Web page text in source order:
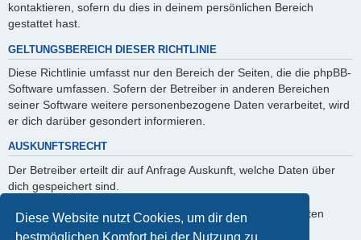
Diese Website nutzt Cookies, um dir den
bestmöglichen Komfort bei der Nutzung zu
kontaktieren, sofern du dies in deinem persönlichen Bereich
gestattet hast.
GELTUNGSBEREICH DIESER RICHTLINIE
Diese Richtlinie umfasst nur den Bereich der Seiten, die die phpBB-
Software umfassen. Sofern der Betreiber in anderen Bereichen
seiner Software weitere personenbezogene Daten verarbeitet, wird
er dich darüber gesondert informieren.
AUSKUNFTSRECHT
Der Betreiber erteilt dir auf Anfrage Auskunft, welche Daten über
dich gespeichert sind.
Du kannst jederzeit die Löschung bzw. Sperrung deiner Daten
verlangen. Kontaktiere hierzu bitte den Betreiber.